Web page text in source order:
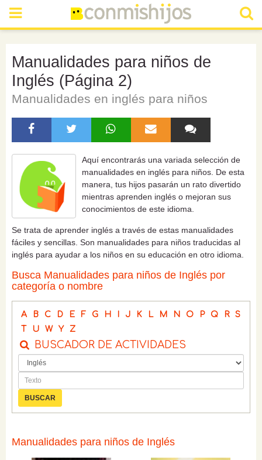
Manualidades para niños de
Inglés (Página 2)
Manualidades en inglés para niños
Aquí encontrarás una variada selección de
manualidades en inglés para niños. De esta
manera, tus hijos pasarán un rato divertido
mientras aprenden inglés o mejoran sus
conocimientos de este idioma.
Se trata de aprender inglés a través de estas manualidades
fáciles y sencillas. Son manualidades para niños traducidas al
inglés para ayudar a los niños en su educación en otro idioma.
Busca Manualidades para niños de Inglés por
categoría o nombre
A B C D E F G H I J K L M N O P Q R
S
T
U W Y Z
BUSCADOR DE ACTIVIDADES
Manualidades para niños de Inglés